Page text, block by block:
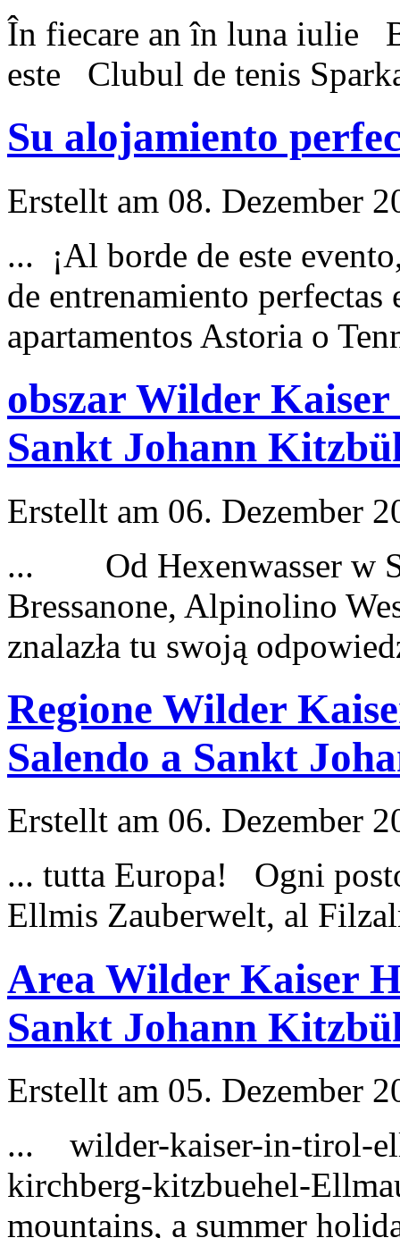
În fiecare an în luna
este Clubul de tenis
Su alojamiento
Erstellt am 08. Dezember
... ¡Al borde de este
de entrenamiento
apartamentos Astoria o
obszar Wilder
Sankt Johann
Erstellt am 06. Dezember
... Od Hexenwasser w
Bressanone, Alpinolino W
znalazła tu swoją
Regione Wilder
Salendo a Sankt
Erstellt am 06. Dezember
... tutta Europa! Ogni
Ellmis Zauberwelt, al
Area Wilder Kaiser
Sankt Johann
Erstellt am 05. Dezember
... wilder-kaiser-in-tirol-
kirchberg-kitzbuehel-
mountains, a summer